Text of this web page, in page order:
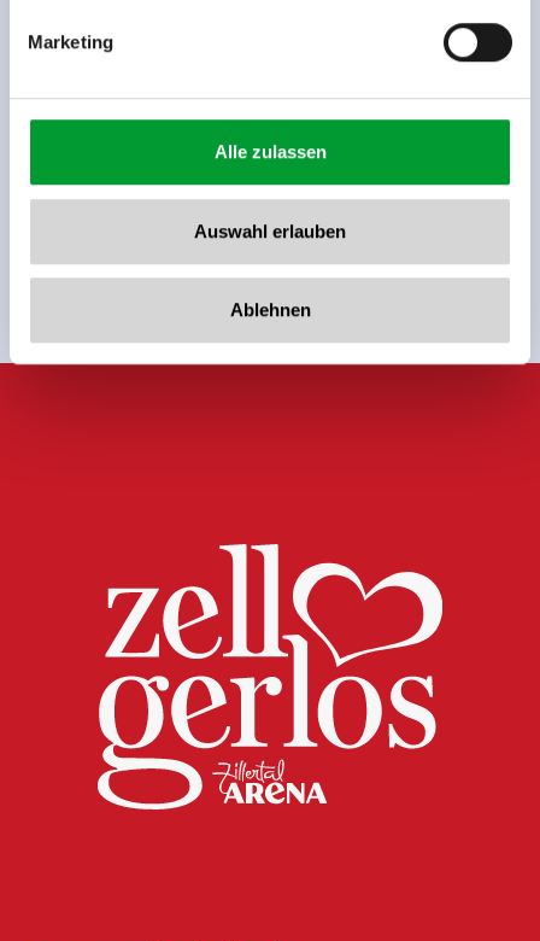
Marketing
Alle zulassen
Auswahl erlauben
Ablehnen
Jetzt für den newsletter
anmelden!
Anmelden